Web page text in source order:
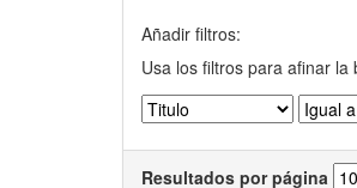
Añadir filtros:
Usa los filtros para afinar la
Resultados por página